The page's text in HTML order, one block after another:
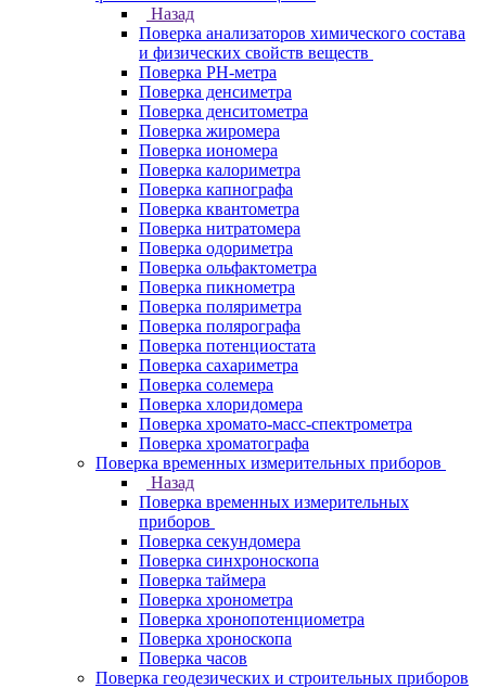
Назад
Поверка анализаторов химического состава
и физических свойств веществ
Поверка PH-метра
Поверка денсиметра
Поверка денситометра
Поверка жиромера
Поверка иономера
Поверка калориметра
Поверка капнографа
Поверка квантометра
Поверка нитратомера
Поверка одориметра
Поверка ольфактометра
Поверка пикнометра
Поверка поляриметра
Поверка полярографа
Поверка потенциостата
Поверка сахариметра
Поверка солемера
Поверка хлоридомера
Поверка хромато-масс-спектрометра
Поверка хроматографа
Поверка временных измерительных приборов
Назад
Поверка временных измерительных
приборов
Поверка секундомера
Поверка синхроноскопа
Поверка таймера
Поверка хронометра
Поверка хронопотенциометра
Поверка хроноскопа
Поверка часов
Поверка геодезических и строительных приборов